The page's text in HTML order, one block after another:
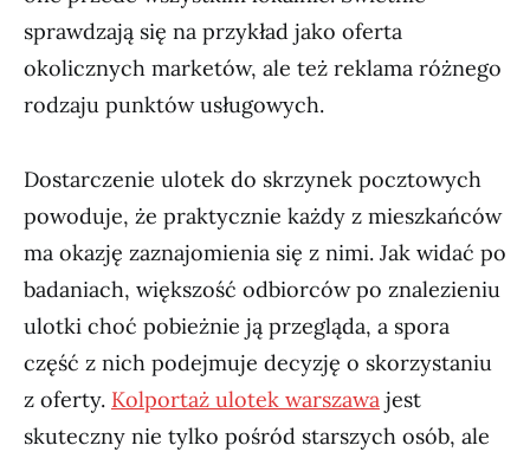
sprawdzają się na przykład jako oferta
okolicznych marketów, ale też reklama różnego
rodzaju punktów usługowych.
Dostarczenie ulotek do skrzynek pocztowych
powoduje, że praktycznie każdy z mieszkańców
ma okazję zaznajomienia się z nimi. Jak widać po
badaniach, większość odbiorców po znalezieniu
ulotki choć pobieżnie ją przegląda, a spora
część z nich podejmuje decyzję o skorzystaniu
z oferty. Kolportaż ulotek warszawa jest
skuteczny nie tylko pośród starszych osób, ale